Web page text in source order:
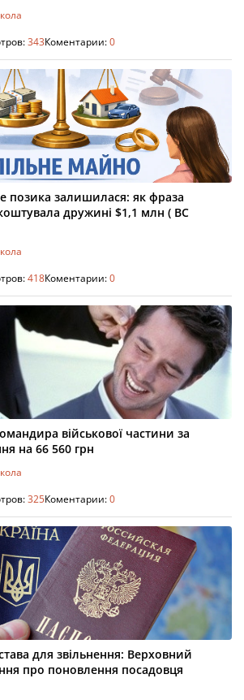
343Коментарии:0
позика залишилася: як фраза
дружині $1,1 млн ( ВС
418Коментарии:0
військової частини за
на 66 560 грн
325Коментарии:0
для звільнення: Верховний
про поновлення посадовця